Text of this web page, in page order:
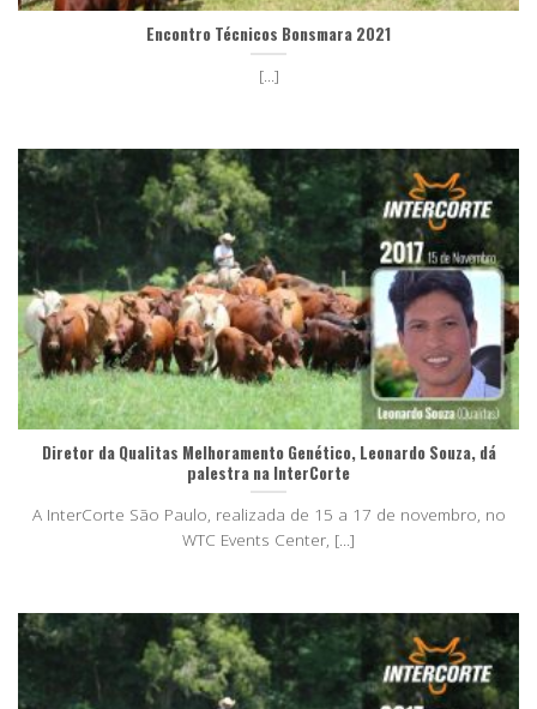
Encontro Técnicos Bonsmara 2021
[...]
Diretor da Qualitas Melhoramento Genético, Leonardo Souza, dá
palestra na InterCorte
A InterCorte São Paulo, realizada de 15 a 17 de novembro, no
WTC Events Center, [...]